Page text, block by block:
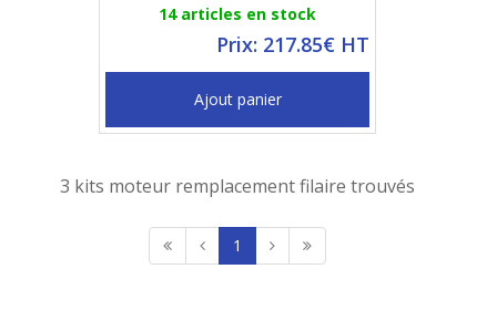
14 articles en stock
Prix: 217.85€ HT
Ajout panier
3 kits moteur remplacement filaire trouvés
1